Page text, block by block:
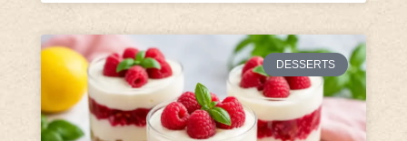
DESSERTS